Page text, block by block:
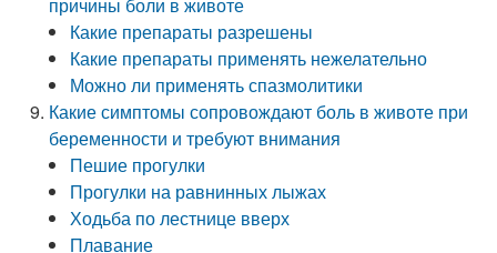
Какие препараты разрешены
Какие препараты применять нежелательно
Можно ли применять спазмолитики
Какие симптомы сопровождают боль в животе при
беременности и требуют внимания
Пешие прогулки
Прогулки на равнинных лыжах
Ходьба по лестнице вверх
Плавание